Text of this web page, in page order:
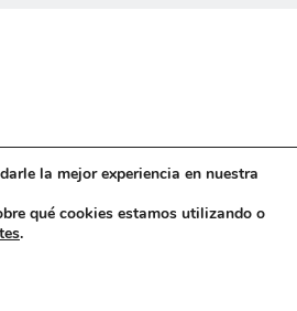
la mejor experiencia en nuestra
qué cookies estamos utilizando o
.